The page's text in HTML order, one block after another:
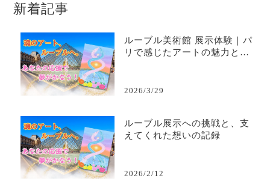
新着記事
ルーブル美術館 展示体験｜パ
リで感じたアートの魅力と気
2026/3/29
ルーブル展示への挑戦と、支
えてくれた想いの記録
2026/2/12